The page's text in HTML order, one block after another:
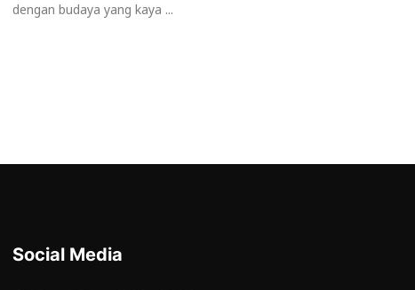
dengan budaya yang kaya ...
Social Media